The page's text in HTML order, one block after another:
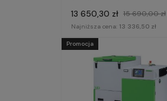
13 650,30 zł 15 690,00 zł
Najniższa cena: 13 336,50 zł
Promocja